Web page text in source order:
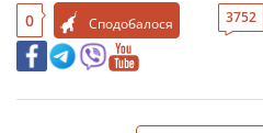
0 Сподобалося 3752